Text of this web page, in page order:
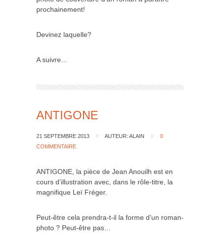
prochainement!
Devinez laquelle?
A suivre…
ANTIGONE
21 SEPTEMBRE 2013 // AUTEUR: ALAIN //
0
COMMENTAIRE
ANTIGONE, la pièce de Jean Anouilh est en
cours d’illustration avec, dans le rôle-titre, la
magnifique Leï Fréger.
Peut-être cela prendra-t-il la forme d’un roman-
photo ? Peut-être pas…